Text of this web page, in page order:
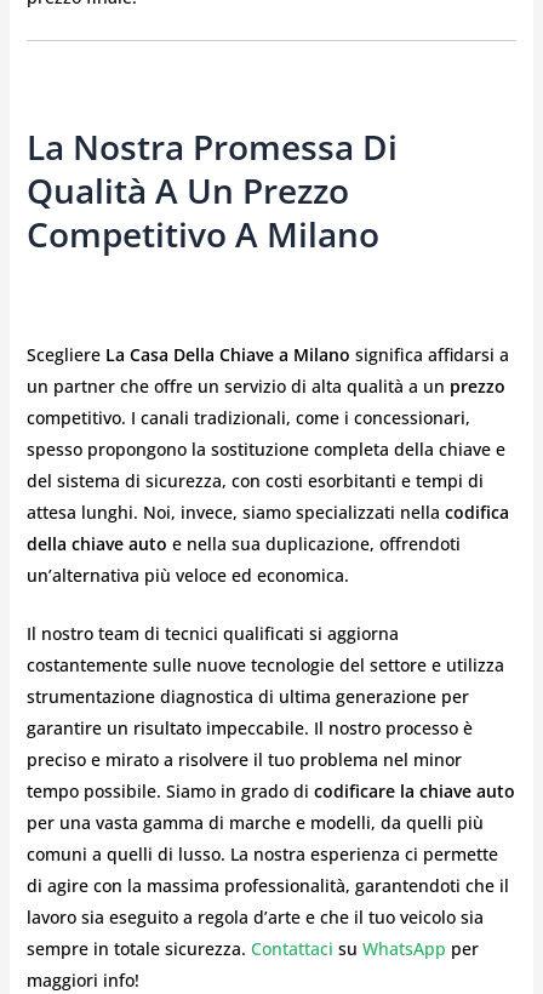
La Nostra Promessa Di
Qualità A Un Prezzo
Competitivo A Milano
Scegliere La Casa Della Chiave a Milano significa affidarsi a
un partner che offre un servizio di alta qualità a un prezzo
competitivo. I canali tradizionali, come i concessionari,
spesso propongono la sostituzione completa della chiave e
del sistema di sicurezza, con costi esorbitanti e tempi di
attesa lunghi. Noi, invece, siamo specializzati nella codifica
della chiave auto e nella sua duplicazione, offrendoti
un’alternativa più veloce ed economica.
Il nostro team di tecnici qualificati si aggiorna
costantemente sulle nuove tecnologie del settore e utilizza
strumentazione diagnostica di ultima generazione per
garantire un risultato impeccabile. Il nostro processo è
preciso e mirato a risolvere il tuo problema nel minor
tempo possibile. Siamo in grado di codificare la chiave auto
per una vasta gamma di marche e modelli, da quelli più
comuni a quelli di lusso. La nostra esperienza ci permette
di agire con la massima professionalità, garantendoti che il
lavoro sia eseguito a regola d’arte e che il tuo veicolo sia
sempre in totale sicurezza. Contattaci su WhatsApp per
maggiori info!